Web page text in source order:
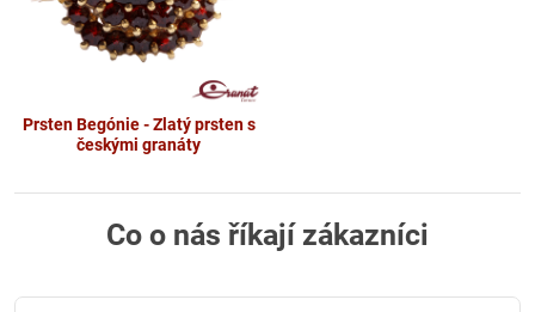
Prsten Begónie - Zlatý prsten s
českými granáty
Co o nás říkají zákazníci